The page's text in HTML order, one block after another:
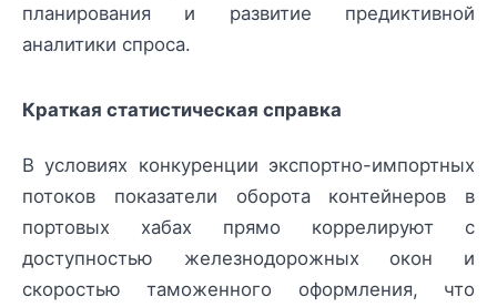
планирования и развитие предиктивной
аналитики спроса.
Краткая статистическая справка
В условиях конкуренции экспортно-импортных
потоков показатели оборота контейнеров в
портовых хабах прямо коррелируют с
доступностью железнодорожных окон и
скоростью таможенного оформления, что